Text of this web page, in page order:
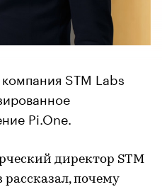
STM Labs
Pi.One.
директор STM
почему